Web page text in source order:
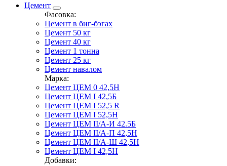
Цемент
Фасовка:
Цемент в биг-бэгах
Цемент 50 кг
Цемент 40 кг
Цемент 1 тонна
Цемент 25 кг
Цемент навалом
Марка:
Цемент ЦЕМ 0 42,5Н
Цемент ЦЕМ I 42,5Б
Цемент ЦЕМ I 52,5 R
Цемент ЦЕМ I 52,5Н
Цемент ЦЕМ II/А-И 42.5Б
Цемент ЦЕМ II/А-П 42,5Н
Цемент ЦЕМ II/А-Ш 42,5Н
Цемент ЦЕМ I 42,5Н
Добавки: